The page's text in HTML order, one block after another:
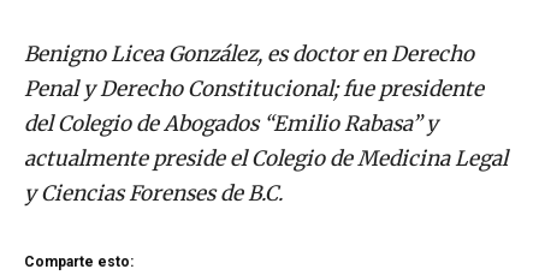
Benigno Licea González, es doctor en Derecho
Penal y Derecho Constitucional; fue presidente
del Colegio de Abogados “Emilio Rabasa” y
actualmente preside el Colegio de Medicina Legal
y Ciencias Forenses de B.C.
Comparte esto: